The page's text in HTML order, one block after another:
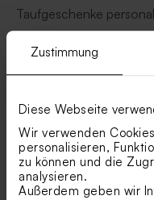
Zustimmung
Diese Webseite
Wir verwenden
personalisieren,
zu können und die
analysieren.
Außerdem geben wir
Taufgeschenke
Personalisierte
Personalisierte
Muttertagsgeschenke
Vatertagsgeschenke